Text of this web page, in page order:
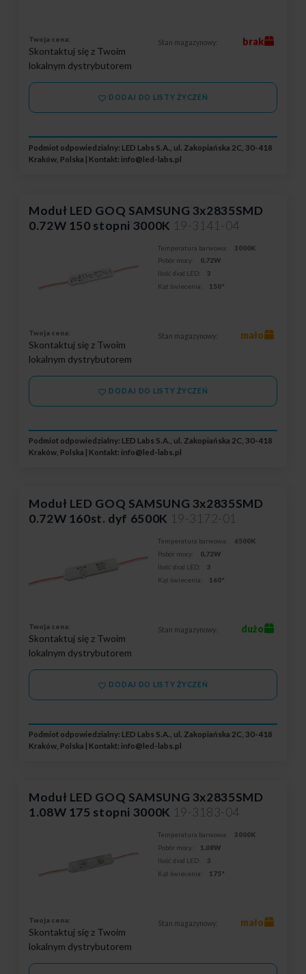
Twoja cena:
Skontaktuj się z Twoim
lokalnym dystrybutorem
Stan magazynowy: brak
DODAJ DO LISTY ŻYCZEŃ
Podmiot odpowiedzialny: LED Labs S.A., ul. Zakopiańska 2C, 30-418
Kraków, Polska | Kontakt: info@led-labs.pl
Moduł LED GOQ SAMSUNG 3x2835SMD
0.72W 150 stopni 3000K 19-3141-04
Temperatura barwowa:
3000K
Pobór mocy:
0,72W
Ilość diod LED:
3
Kąt świecenia:
150°
Twoja cena:
Skontaktuj się z Twoim
lokalnym dystrybutorem
Stan magazynowy: mało
DODAJ DO LISTY ŻYCZEŃ
Podmiot odpowiedzialny: LED Labs S.A., ul. Zakopiańska 2C, 30-418
Kraków, Polska | Kontakt: info@led-labs.pl
Moduł LED GOQ SAMSUNG 3x2835SMD
0.72W 160st. dyf 6500K 19-3172-01
Temperatura barwowa:
6500K
Pobór mocy:
0,72W
Ilość diod LED:
3
Kąt świecenia:
160°
Twoja cena:
Skontaktuj się z Twoim
lokalnym dystrybutorem
Stan magazynowy: dużo
DODAJ DO LISTY ŻYCZEŃ
Podmiot odpowiedzialny: LED Labs S.A., ul. Zakopiańska 2C, 30-418
Kraków, Polska | Kontakt: info@led-labs.pl
Moduł LED GOQ SAMSUNG 3x2835SMD
1.08W 175 stopni 3000K 19-3183-04
Temperatura barwowa:
3000K
Pobór mocy:
1,08W
Ilość diod LED:
3
Kąt świecenia:
175°
Twoja cena:
Skontaktuj się z Twoim
lokalnym dystrybutorem
Stan magazynowy: mało